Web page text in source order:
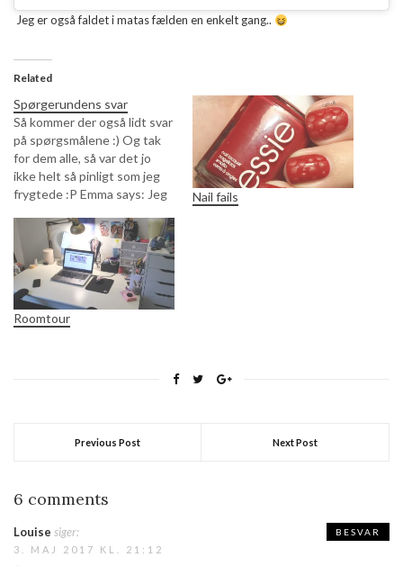
Jeg er også faldet i matas fælden en enkelt gang..
Related
Spørgerundens svar
Så kommer der også lidt svar
på spørgsmålene :) Og tak
for dem alle, så var det jo
ikke helt så pinligt som jeg
frygtede :P Emma says: Jeg
vide, hvad dit yndlingsmærke
i neglelak er? Og hvor mange
penge du bruger om
måneden på…
Nail fails
Roomtour
Previous Post Next Post
6 comments
Louise siger:
3. MAJ 2017 KL. 21:12
BESVAR